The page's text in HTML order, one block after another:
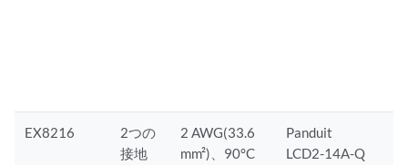
EX8216
2つの
接地
2 AWG(33.6
mm²)、90°C
Panduit
LCD2-14A-Q